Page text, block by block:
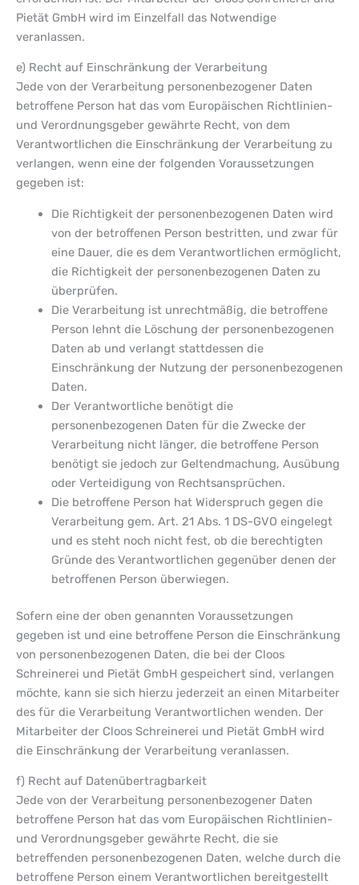
Pietät GmbH wird im Einzelfall das Notwendige
veranlassen.
e) Recht auf Einschränkung der Verarbeitung
Jede von der Verarbeitung personenbezogener Daten
betroffene Person hat das vom Europäischen Richtlinien-
und Verordnungsgeber gewährte Recht, von dem
Verantwortlichen die Einschränkung der Verarbeitung zu
verlangen, wenn eine der folgenden Voraussetzungen
gegeben ist:
Die Richtigkeit der personenbezogenen Daten wird
von der betroffenen Person bestritten, und zwar für
eine Dauer, die es dem Verantwortlichen ermöglicht,
die Richtigkeit der personenbezogenen Daten zu
überprüfen.
Die Verarbeitung ist unrechtmäßig, die betroffene
Person lehnt die Löschung der personenbezogenen
Daten ab und verlangt stattdessen die
Einschränkung der Nutzung der personenbezogenen
Daten.
Der Verantwortliche benötigt die
personenbezogenen Daten für die Zwecke der
Verarbeitung nicht länger, die betroffene Person
benötigt sie jedoch zur Geltendmachung, Ausübung
oder Verteidigung von Rechtsansprüchen.
Die betroffene Person hat Widerspruch gegen die
Verarbeitung gem. Art. 21 Abs. 1 DS-GVO eingelegt
und es steht noch nicht fest, ob die berechtigten
Gründe des Verantwortlichen gegenüber denen der
betroffenen Person überwiegen.
Sofern eine der oben genannten Voraussetzungen
gegeben ist und eine betroffene Person die Einschränkung
von personenbezogenen Daten, die bei der Cloos
Schreinerei und Pietät GmbH gespeichert sind, verlangen
möchte, kann sie sich hierzu jederzeit an einen Mitarbeiter
des für die Verarbeitung Verantwortlichen wenden. Der
Mitarbeiter der Cloos Schreinerei und Pietät GmbH wird
die Einschränkung der Verarbeitung veranlassen.
f) Recht auf Datenübertragbarkeit
Jede von der Verarbeitung personenbezogener Daten
betroffene Person hat das vom Europäischen Richtlinien-
und Verordnungsgeber gewährte Recht, die sie
betreffenden personenbezogenen Daten, welche durch die
betroffene Person einem Verantwortlichen bereitgestellt